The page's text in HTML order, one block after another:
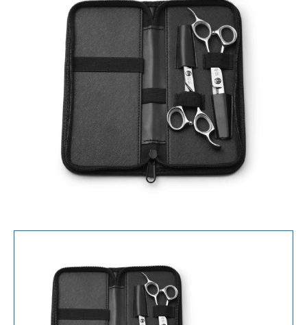
UITDUNSCHAAR